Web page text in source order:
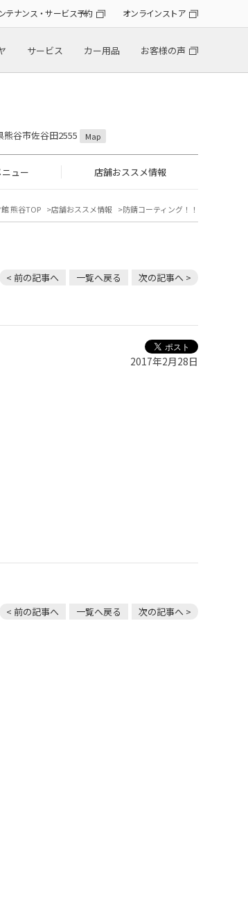
テナンス・サービス予約 オンラインストア
サービス カー用品 お客様の声
谷市佐谷田2555 Map
ュー 店舗おススメ情報
熊谷TOP 店舗おススメ情報 防錆コーティング！！
< 前の記事へ 一覧へ戻る 次の記事へ >
2017年2月28日
< 前の記事へ 一覧へ戻る 次の記事へ >